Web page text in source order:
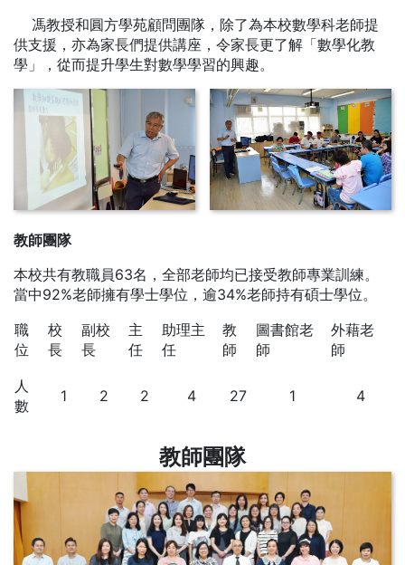
馮教授和圓方學苑顧問團隊，除了為本校數學科老師提
供支援，亦為家長們提供講座，令家長更了解「數學化教
學」，從而提升學生對數學學習的興趣。
教師團隊
本校共有教職員63名，全部老師均已接受教師專業訓練。
當中92%老師擁有學士學位，逾34%老師持有碩士學位。
職
位
校
長
副校
長
主
任
助理主
任
教
師
圖書館老
師
外藉老
師
人
數
1 2 2 4 27 1 4
教師團隊